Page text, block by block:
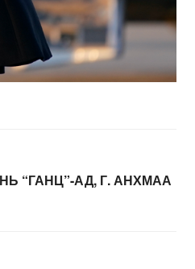
“ГАНЦ”-АД, Г. АНХМАА